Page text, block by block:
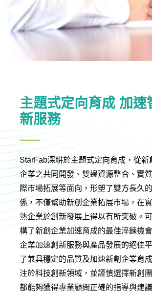
主題式定向育成 加速
新服務
StarFab深耕於主題式定向育成，從新
企業之共同開發、雙邊資源整合、實
際市場拓展等面向，形塑了雙方長久
係，不僅幫助新創企業拓展市場，在
熟企業於創新發展上得以有所突破。
構了新創企業加速育成的最佳淬鍊機
企業加速創新服務與產品發展的絕佳
了兼具穩定的品質及加速新創企業育
注於科技創新領域，並謹慎選擇新創
都能夠獲得專業顧問正確的指導與建